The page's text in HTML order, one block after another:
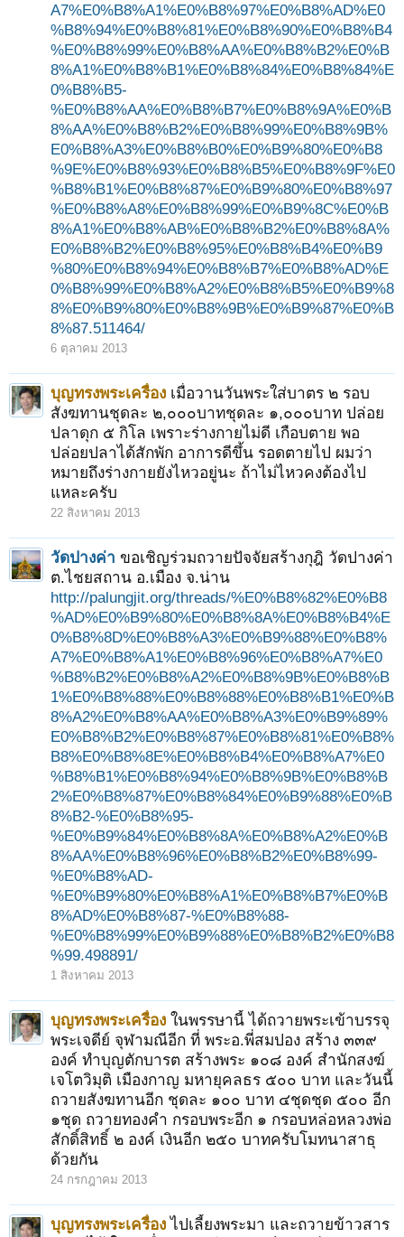
A7%E0%B8%A1%E0%B8%97%E0%B8%AD%E0
%B8%94%E0%B8%81%E0%B8%90%E0%B8%B4
%E0%B8%99%E0%B8%AA%E0%B8%B2%E0%B
8%A1%E0%B8%B1%E0%B8%84%E0%B8%84%E
0%B8%B5-
%E0%B8%AA%E0%B8%B7%E0%B8%9A%E0%B
8%AA%E0%B8%B2%E0%B8%99%E0%B8%9B%
E0%B8%A3%E0%B8%B0%E0%B9%80%E0%B8
%9E%E0%B8%93%E0%B8%B5%E0%B8%9F%E0
%B8%B1%E0%B8%87%E0%B9%80%E0%B8%97
%E0%B8%A8%E0%B8%99%E0%B9%8C%E0%B
8%A1%E0%B8%AB%E0%B8%B2%E0%B8%8A%
E0%B8%B2%E0%B8%95%E0%B8%B4%E0%B9
%80%E0%B8%94%E0%B8%B7%E0%B8%AD%E
0%B8%99%E0%B8%A2%E0%B8%B5%E0%B9%8
8%E0%B9%80%E0%B8%9B%E0%B9%87%E0%B
8%87.511464/
6 ตุลาคม 2013
บุญทรงพระเครื่อง เมื่อวานวันพระใส่บาตร ๒ รอบ
สังฆทานชุดละ ๒,๐๐๐บาทชุดละ ๑,๐๐๐บาท ปล่อย
ปลาดุก ๕ กิโล เพราะร่างกายไม่ดี เกือบตาย พอ
ปล่อยปลาได้สักพัก อาการดีขึ้น รอดตายไป ผมว่า
หมายถึงร่างกายยังไหวอยู่นะ ถ้าไม่ไหวคงต้องไป
แหละครับ
22 สิงหาคม 2013
วัดปางค่า ขอเชิญร่วมถวายปัจจัยสร้างกุฎิ วัดปางค่า
ต.ไชยสถาน อ.เมือง จ.น่าน
http://palungjit.org/threads/%E0%B8%82%E0%B8
%AD%E0%B9%80%E0%B8%8A%E0%B8%B4%E
0%B8%8D%E0%B8%A3%E0%B9%88%E0%B8%
A7%E0%B8%A1%E0%B8%96%E0%B8%A7%E0
%B8%B2%E0%B8%A2%E0%B8%9B%E0%B8%B
1%E0%B8%88%E0%B8%88%E0%B8%B1%E0%B
8%A2%E0%B8%AA%E0%B8%A3%E0%B9%89%
E0%B8%B2%E0%B8%87%E0%B8%81%E0%B8%
B8%E0%B8%8E%E0%B8%B4%E0%B8%A7%E0
%B8%B1%E0%B8%94%E0%B8%9B%E0%B8%B
2%E0%B8%87%E0%B8%84%E0%B9%88%E0%B
8%B2-%E0%B8%95-
%E0%B9%84%E0%B8%8A%E0%B8%A2%E0%B
8%AA%E0%B8%96%E0%B8%B2%E0%B8%99-
%E0%B8%AD-
%E0%B9%80%E0%B8%A1%E0%B8%B7%E0%B
8%AD%E0%B8%87-%E0%B8%88-
%E0%B8%99%E0%B9%88%E0%B8%B2%E0%B8
%99.498891/
1 สิงหาคม 2013
บุญทรงพระเครื่อง ในพรรษานี้ ได้ถวายพระเข้าบรรจุ
พระเจดีย์ จุฬามณีอีก ที่ พระอ.พี่สมปอง สร้าง ๓๓๙
องค์ ทำบุญตักบารต สร้างพระ ๑๐๘ องค์ สำนักสงฆ์
เจโตวิมุติ เมืองกาญ มหายุคลธร ๕๐๐ บาท และวันนี้
ถวายสังฆทานอีก ชุดละ ๑๐๐ บาท ๔ชุดชุด ๕๐๐ อีก
๑ชุด ถวายทองคำ กรอบพระอีก ๑ กรอบหล่อหลวงพ่อ
สักดิ์สิทธิ์ ๒ องค์ เงินอีก ๒๕๐ บาทครับโมทนาสาธุ
ด้วยกัน
24 กรกฎาคม 2013
บุญทรงพระเครื่อง ไปเลี้ยงพระมา และถวายข้าวสาร